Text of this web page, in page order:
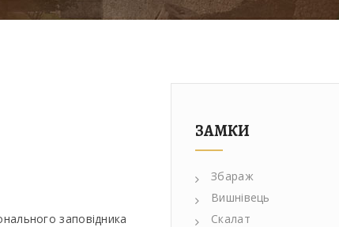
заповідника
ЗАМКИ
Збараж
Вишнівець
Скалат